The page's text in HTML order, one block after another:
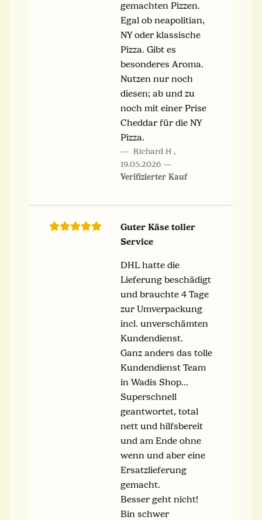
gemachten Pizzen.
Egal ob neapolitian,
NY oder klassische
Pizza. Gibt es
besonderes Aroma.
Nutzen nur noch
diesen; ab und zu
noch mit einer Prise
Cheddar für die NY
Pizza.
Richard H ,
19.05.2026
Verifizierter Kauf
Guter Käse toller
Service
DHL hatte die
Lieferung beschädigt
und brauchte 4 Tage
zur Umverpackung
incl. unverschämten
Kundendienst.
Ganz anders das tolle
Kundendienst Team
in Wadis Shop...
Superschnell
geantwortet, total
nett und hilfsbereit
und am Ende ohne
wenn und aber eine
Ersatzlieferung
gemacht.
Besser geht nicht!
Bin schwer